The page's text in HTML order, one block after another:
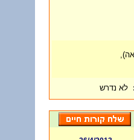
: לא נדרש